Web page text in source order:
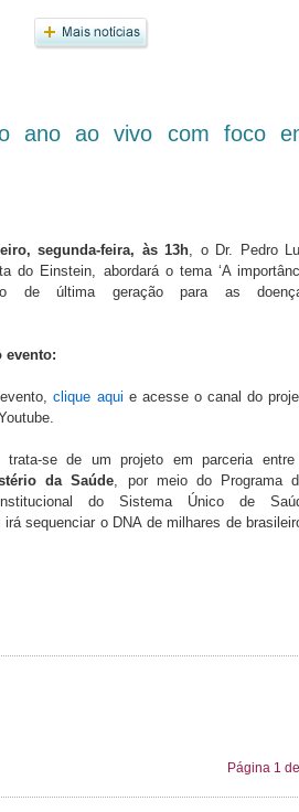
ano ao vivo com foco
segunda-feira, às 13h, o Dr. Pedro
do Einstein, abordará o tema ‘A
de última geração para as
evento:
clique aqui e acesse o canal do
trata-se de um projeto em parceria
da Saúde, por meio do Programa
Institucional do Sistema Único de
irá sequenciar o DNA de milhares de
Página 1